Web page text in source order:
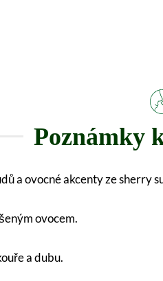
Poznámky
a ovocné akcenty ze sherry
ovocem.
a dubu.